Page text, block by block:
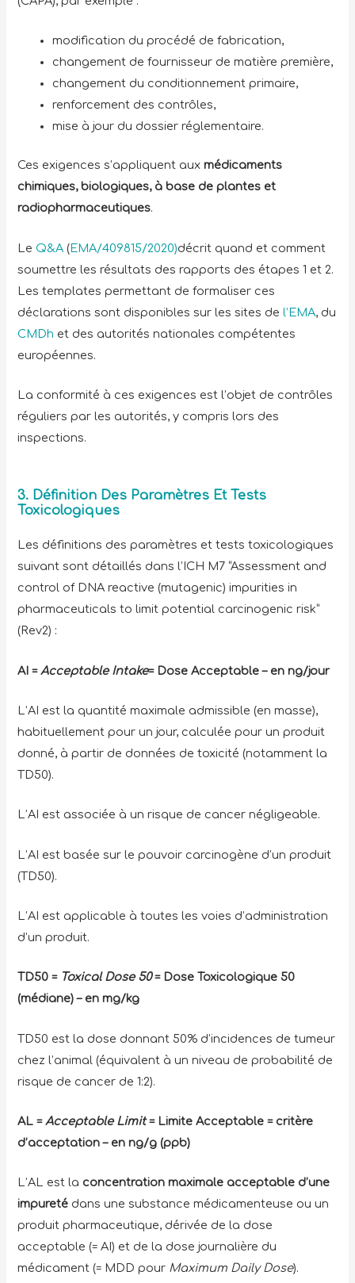
modification du procédé de fabrication,
changement de fournisseur de matière première,
changement du conditionnement primaire,
renforcement des contrôles,
mise à jour du dossier réglementaire.
Ces exigences s’appliquent auxmédicaments
chimiques, biologiques, à base de plantes et
radiopharmaceutiques.
LeQ&A (EMA/409815/2020)décrit quand et comment
soumettre les résultats des rapports des étapes 1 et 2.
Les templates permettant de formaliser ces
déclarations sont disponibles sur les sites del’EMA, du
CMDh et des autorités nationales compétentes
européennes.
La conformité à ces exigences est l’objet de contrôles
réguliers par les autorités, y compris lors des
inspections.
3. Définition Des Paramètres Et Tests
Toxicologiques
Les définitions des paramètres et tests toxicologiques
suivant sont détaillés dans l’ICH M7 “Assessment and
control of DNA reactive (mutagenic) impurities in
pharmaceuticals to limit potential carcinogenic risk”
(Rev2) :
AI =Acceptable Intake= Dose Acceptable – en ng/jour
L’AI est la quantité maximale admissible (en masse),
habituellement pour un jour, calculée pour un produit
donné, à partir de données de toxicité (notamment la
TD50).
L’AI est associée à un risque de cancer négligeable.
L’AI est basée sur le pouvoir carcinogène d’un produit
(TD50).
L’AI est applicable à toutes les voies d’administration
d’un produit.
TD50 = Toxical Dose 50= Dose Toxicologique 50
(médiane) – en mg/kg
TD50 est la dose donnant 50% d’incidences de tumeur
chez l’animal (équivalent à un niveau de probabilité de
risque de cancer de 1:2).
AL =Acceptable Limit= Limite Acceptable = critère
d’acceptation – en ng/g (ppb)
L’AL est la concentration maximale acceptable d’une
impureté dans une substance médicamenteuse ou un
produit pharmaceutique, dérivée de la dose
acceptable (= AI) et de la dose journalière du
médicament (= MDD pour Maximum Daily Dose).